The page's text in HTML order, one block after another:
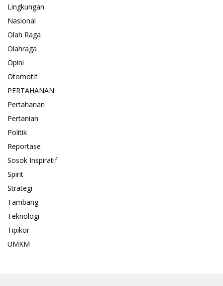
Lingkungan
Nasional
Olah Raga
Olahraga
Opini
Otomotif
PERTAHANAN
Pertahanan
Pertanian
Politik
Reportase
Sosok Inspiratif
Spirit
Strategi
Tambang
Teknologi
Tipikor
UMKM